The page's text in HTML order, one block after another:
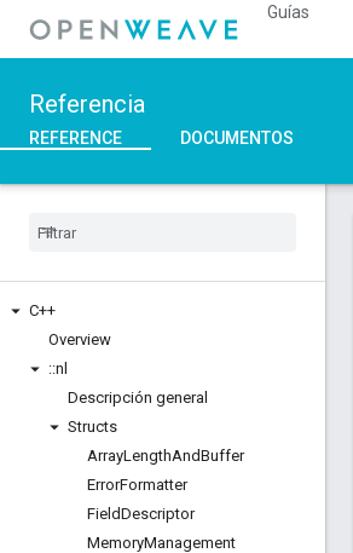
Guías
Referencia
REFERENCE DOCUMENTOS
C++
Overview
::nl
Descripción general
Structs
ArrayLengthAndBuffer
ErrorFormatter
FieldDescriptor
MemoryManagement